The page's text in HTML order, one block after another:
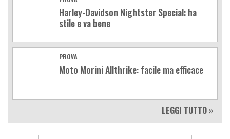
Harley-Davidson Nightster Special: ha
stile e va bene
PROVA
Moto Morini Allthrike: facile ma efficace
LEGGI TUTTO »